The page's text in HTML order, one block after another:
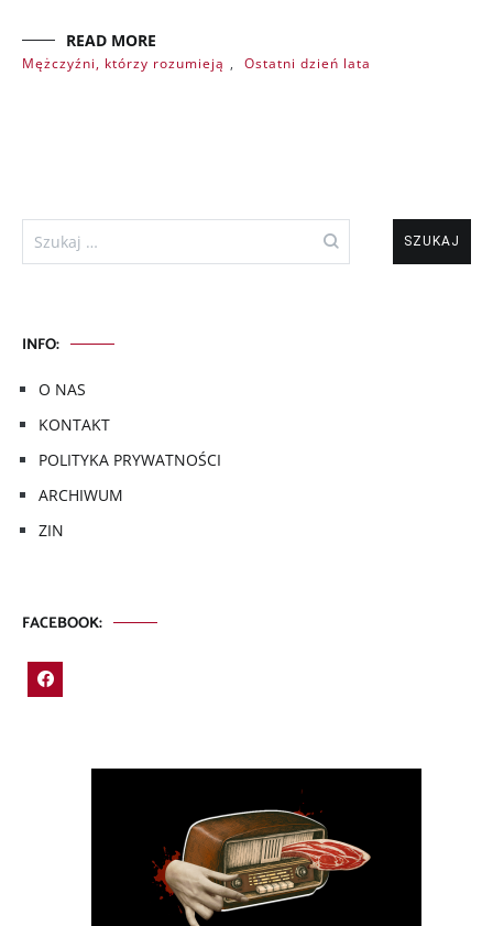
READ MORE
Mężczyźni, którzy rozumieją , Ostatni dzień lata
Szukaj:
INFO:
O NAS
KONTAKT
POLITYKA PRYWATNOŚCI
ARCHIWUM
ZIN
FACEBOOK: